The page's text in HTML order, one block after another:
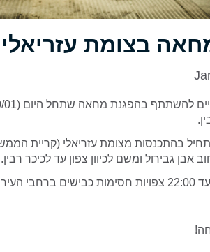
בצומת
בהתכנסות מצומת עזריאלי (קריית
אבן גבירול ומשם לכיוון צפון עד לכיכר רבין.